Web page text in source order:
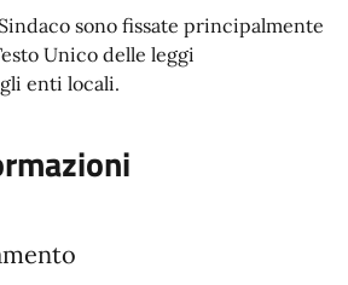
sono fissate principalmente
Unico delle leggi
enti locali.